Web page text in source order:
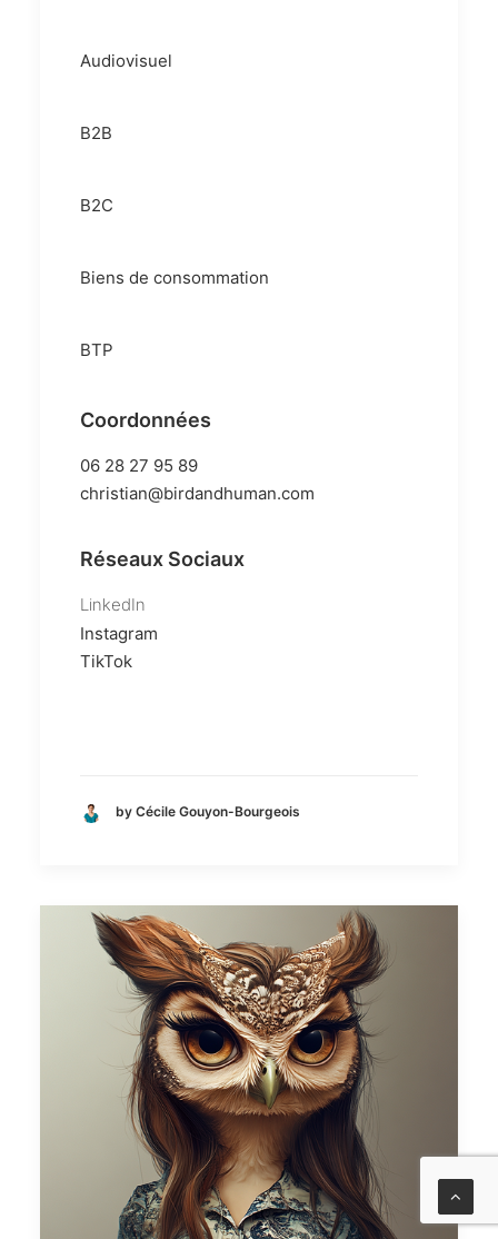
Audiovisuel
B2B
B2C
Biens de consommation
BTP
Coordonnées
06 28 27 95 89‬
christian@birdandhuman.com
Réseaux Sociaux
LinkedIn
Instagram
TikTok
by Cécile Gouyon-Bourgeois